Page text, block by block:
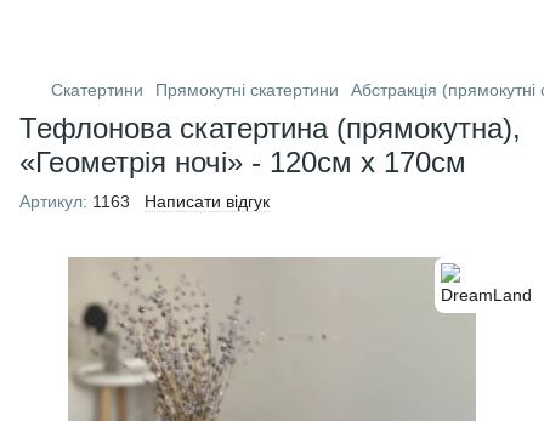
Скатертини Прямокутні скатертини Абстракція (прямокутні
Тефлонова скатертина (прямокутна),
«Геометрія ночі» - 120см х 170см
Артикул: 1163 Написати відгук